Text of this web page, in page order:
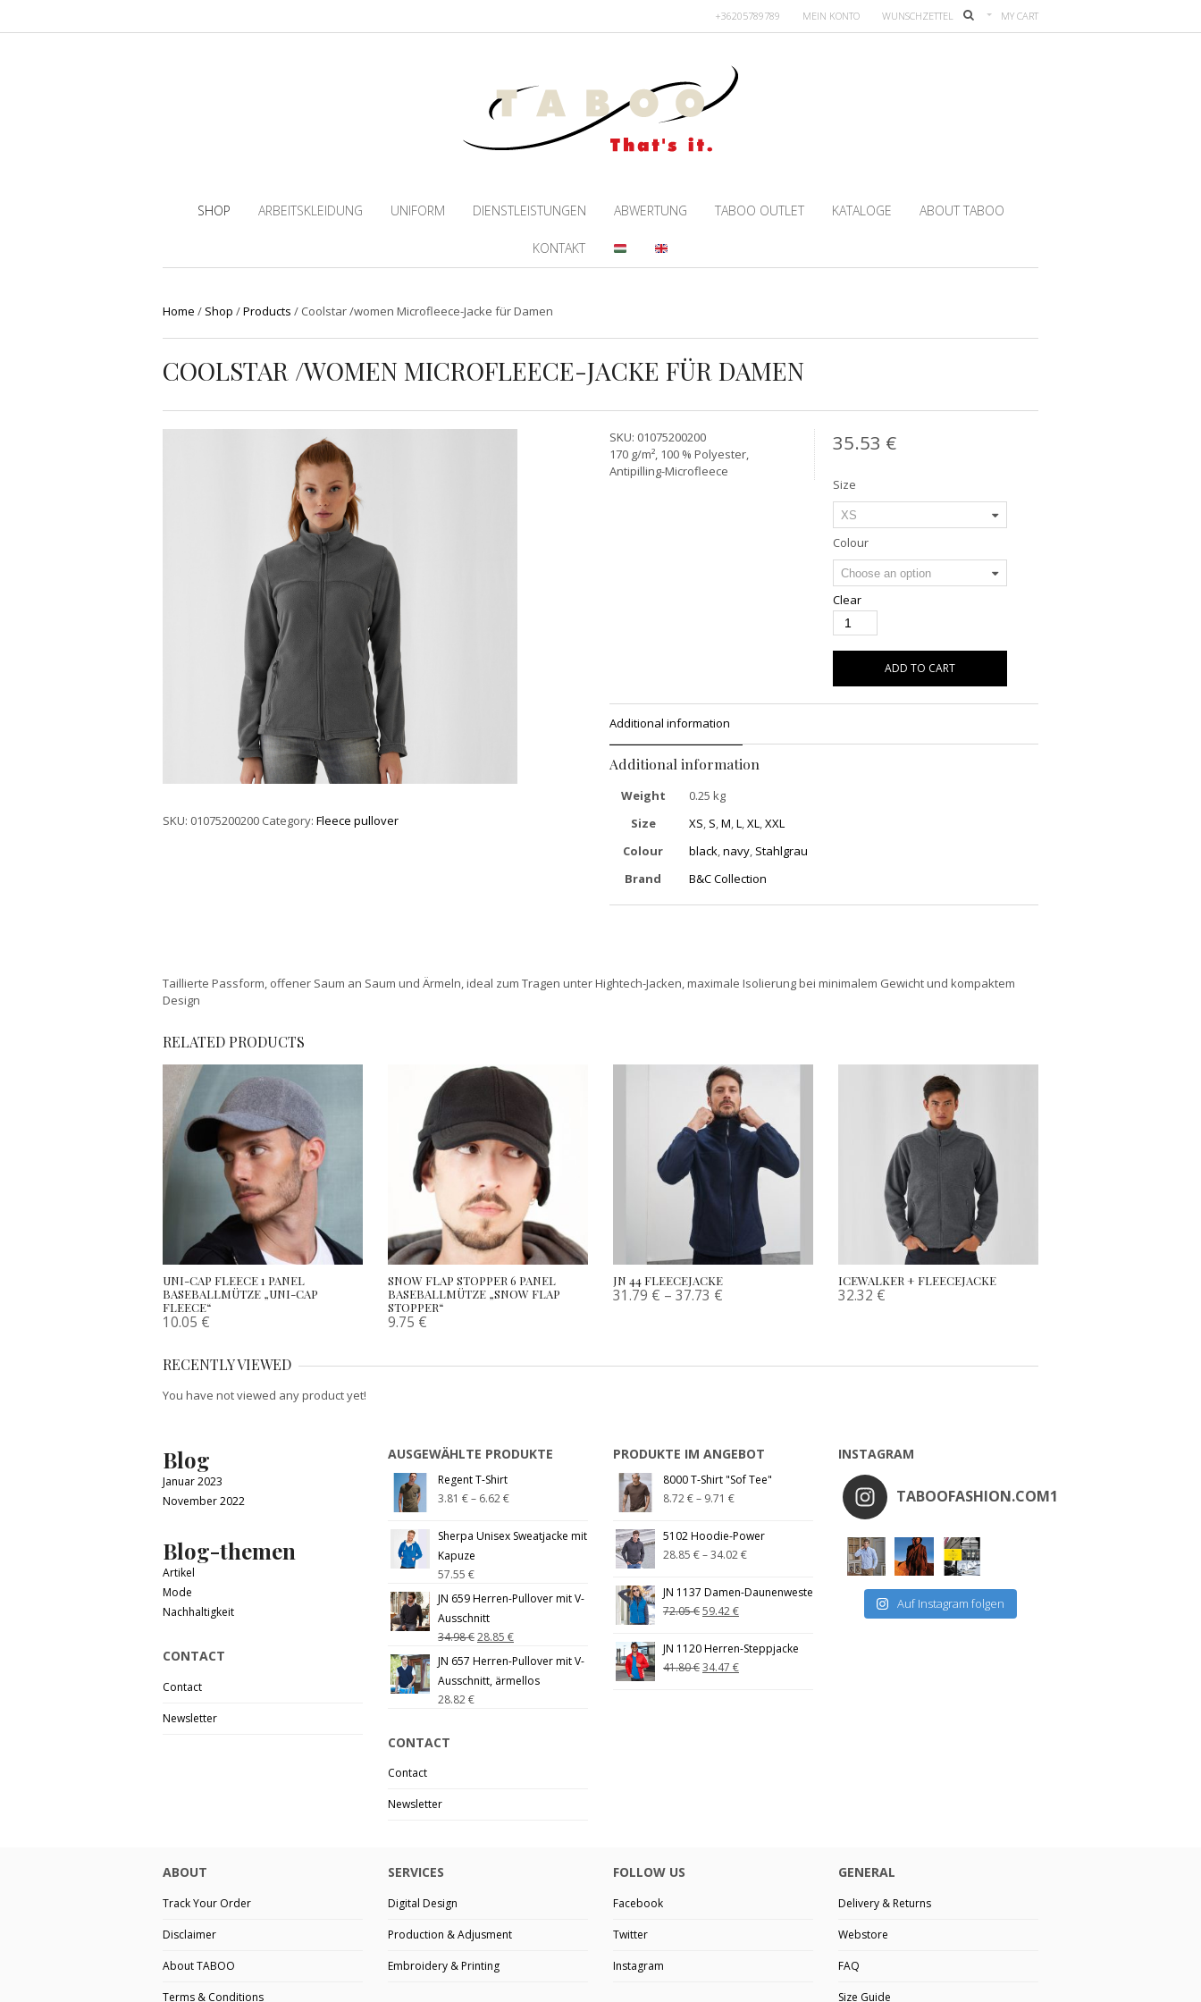
MY CART
+36205789789 MEIN KONTO WUNSCHZETTEL
SHOP ARBEITSKLEIDUNG UNIFORM DIENSTLEISTUNGEN ABWERTUNG TABOO OUTLET KATALOGE ABOUT TABOO
KONTAKT
Home / Shop /Products / Coolstar /women Microfleece-Jacke für Damen
COOLSTAR /WOMEN MICROFLEECE-JACKE FÜR DAMEN
SKU: 01075200200 Category: Fleece pullover
SKU: 01075200200
170 g/m², 100 % Polyester,
Antipilling-Microfleece
35.53 €
Size
Colour
Clear
ADD TO CART
Additional information
Additional information
Weight
0.25 kg
Size
XS, S,M,L,XL,XXL
Colour
black,navy, Stahlgrau
Brand
B&C Collection
Taillierte Passform, offener Saum an Saum und Ärmeln, ideal zum Tragen unter Hightech-Jacken, maximale Isolierung bei minimalem Gewicht und kompaktem
Design
RELATED PRODUCTS
UNI-CAP FLEECE 1 PANEL
BASEBALLMÜTZE „UNI-CAP
FLEECE“
10.05 €
SNOW FLAP STOPPER 6 PANEL
BASEBALLMÜTZE „SNOW FLAP
STOPPER“
9.75 €
JN 44 FLEECEJACKE
31.79 € – 37.73 €
ICEWALKER + FLEECEJACKE
32.32 €
RECENTLY VIEWED
You have not viewed any product yet!
Blog
Januar 2023
November 2022
Blog-themen
Artikel
Mode
Nachhaltigkeit
CONTACT
Contact
Newsletter
AUSGEWÄHLTE PRODUKTE
Regent T-Shirt
3.81 €– 6.62€
Sherpa Unisex Sweatjacke mit
Kapuze
57.55 €
JN 659 Herren-Pullover mit V-
Ausschnitt
34.98€28.85 €
JN 657 Herren-Pullover mit V-
Ausschnitt, ärmellos
28.82€
CONTACT
Contact
Newsletter
PRODUKTE IM ANGEBOT
8000 T-Shirt "Sof Tee"
8.72€– 9.71 €
5102 Hoodie-Power
28.85 €–34.02€
JN 1137 Damen-Daunenweste
72.05€59.42€
JN 1120 Herren-Steppjacke
41.80€34.47 €
INSTAGRAM
TABOOFASHION.COM1
Auf Instagram folgen
ABOUT
Track Your Order
Disclaimer
About TABOO
Terms & Conditions
SERVICES
Digital Design
Production & Adjusment
Embroidery & Printing
FOLLOW US
Facebook
Twitter
Instagram
GENERAL
Delivery & Returns
Webstore
FAQ
Size Guide